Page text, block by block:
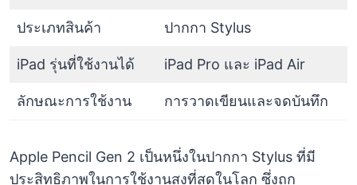
ประเภทสินค้า ปากกา Stylus
iPad รุ่นที่ใช้งานได้ iPad Pro และ iPad Air
ลักษณะการใช้งาน การวาดเขียนและจดบันทึก
Apple Pencil Gen 2 เป็นหนึ่งในปากกา Stylus ที่มี
ประสิทธิภาพในการใช้งานสูงที่สุดในโลก ซึ่งถูก